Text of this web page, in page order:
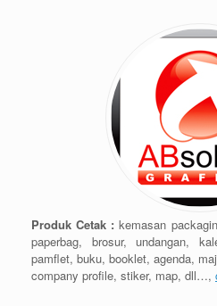
Produk Cetak : kemasan
paperbag, brosur, undangan,
pamflet, buku, booklet, agenda,
company profile, stiker, map, dll…,